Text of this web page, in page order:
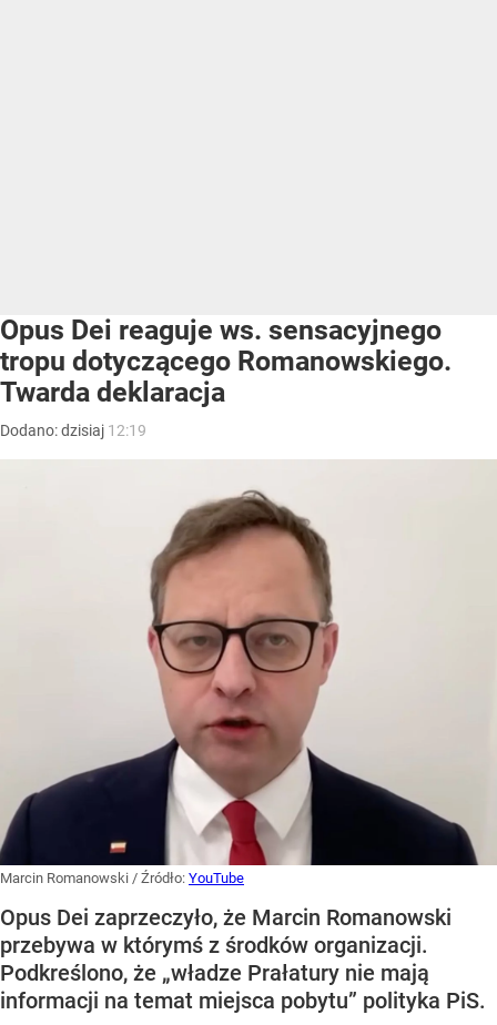
Opus Dei reaguje ws. sensacyjnego
tropu dotyczącego Romanowskiego.
Twarda deklaracja
Dodano:dzisiaj 12:19
Marcin Romanowski / Źródło: YouTube
Opus Dei zaprzeczyło, że Marcin Romanowski
przebywa w którymś z środków organizacji.
Podkreślono, że „władze Prałatury nie mają
informacji na temat miejsca pobytu” polityka PiS.